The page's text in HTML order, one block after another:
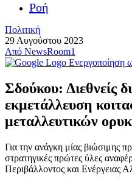
Ροή
Πολιτική
29 Αυγούστου 2023
Από NewsRoom1
Ενεργοποίηση
Σδούκου: Διεθνείς
εκμετάλλευση
μεταλλευτικών
Για την ανάγκη μίας βιώσιμης
στρατηγικές πρώτες ύλες
Περιβάλλοντος και Ενέργειας